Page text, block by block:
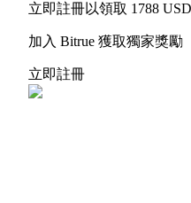
立即註冊以領取 1788
加入 Bitrue 獲取獨家獎勵
立即註冊